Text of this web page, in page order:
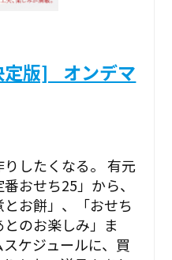
版] _オンデマ
したくなる。 有元
おせち25」から、
とお餅」、「おせち
のお楽しみ」ま
ケジュールに、買